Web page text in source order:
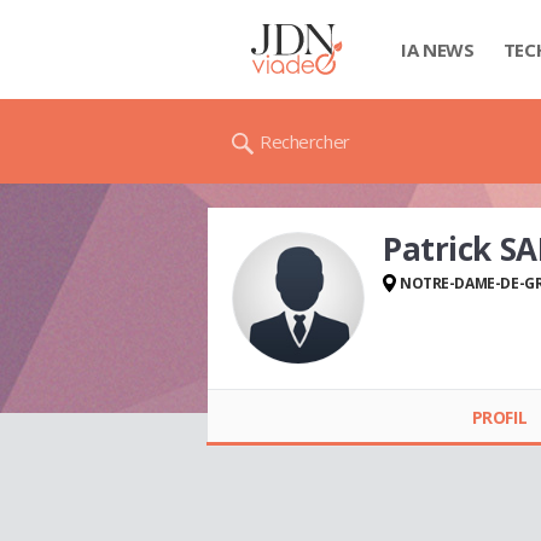
IA NEWS
Rechercher
Patrick
NOTRE-DAME-DE-
PROFIL